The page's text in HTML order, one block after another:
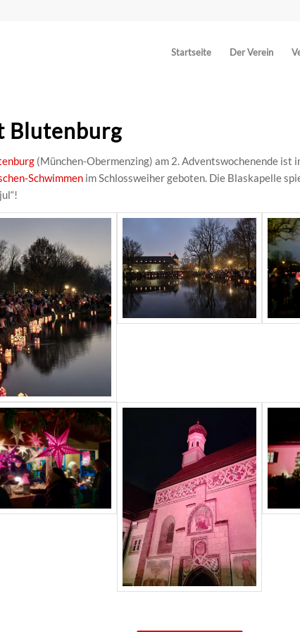
Startseite Der Verein
Blutenburg
(München-Obermenzing) am 2. Adventswochenende ist
Schwimmen im Schlossweiher geboten. Die Blaskapelle